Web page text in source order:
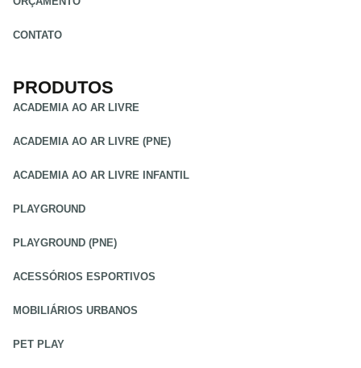
CONTATO
PRODUTOS
ACADEMIA AO AR LIVRE
ACADEMIA AO AR LIVRE (PNE)
ACADEMIA AO AR LIVRE INFANTIL
PLAYGROUND
PLAYGROUND (PNE)
ACESSÓRIOS ESPORTIVOS
MOBILIÁRIOS URBANOS
PET PLAY